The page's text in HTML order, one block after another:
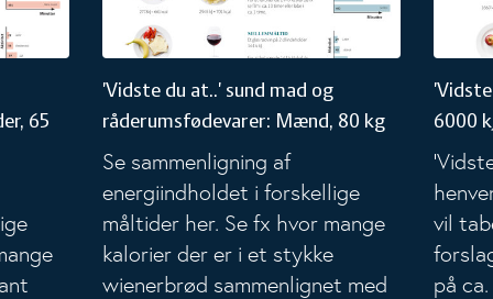
65
'Vidste du at..' sund mad og
råderumsfødevarer: Mænd, 80 kg
Se sammenligning af
energiindholdet i forskellige
måltider her. Se fx hvor mange
kalorier der er i et stykke
wienerbrød sammenlignet med
6000
vil
på